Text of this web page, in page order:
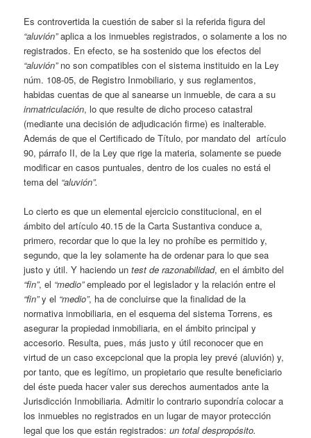
Es controvertida la cuestión de saber si la referida figura del
“aluvión”aplica a los inmuebles registrados, o solamente a los no
registrados. En efecto, se ha sostenido que los efectos del
“aluvión”no son compatibles con el sistema instituido en la Ley
núm. 108-05, de Registro Inmobiliario, y sus reglamentos,
habidas cuentas de que al sanearse un inmueble, de cara a su
inmatriculación, lo que resulte de dicho proceso catastral
(mediante una decisión de adjudicación firme) es inalterable.
Además de que el Certificado de Título, por mandato del artículo
90, párrafo II, de la Ley que rige la materia, solamente se puede
modificar en casos puntuales, dentro de los cuales no está el
tema del “aluvión”.
Lo cierto es que un elemental ejercicio constitucional, en el
ámbito del artículo 40.15 de la Carta Sustantiva conduce a,
primero, recordar que lo que la ley no prohíbe es permitido y,
segundo, que la ley solamente ha de ordenar para lo que sea
justo y útil. Y haciendo untest de razonabilidad, en el ámbito del
“fin”, el “medio”empleado por el legislador y la relación entre el
“fin”y el “medio”, ha de concluirse que la finalidad de la
normativa inmobiliaria, en el esquema del sistema Torrens, es
asegurar la propiedad inmobiliaria, en el ámbito principal y
accesorio. Resulta, pues, más justo y útil reconocer que en
virtud de un caso excepcional que la propia ley prevé (aluvión) y,
por tanto, que es legítimo, un propietario que resulte beneficiario
del éste pueda hacer valer sus derechos aumentados ante la
Jurisdicción Inmobiliaria. Admitir lo contrario supondría colocar a
los inmuebles no registrados en un lugar de mayor protección
legal que los que están registrados:un total despropósito.